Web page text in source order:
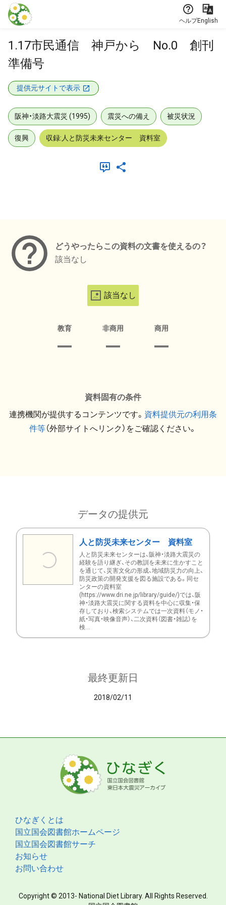
本文に飛ぶ
ヘルプEnglish
1.17市民通信 神戸から No.0 創刊
準備号
提供元サイトで表示
阪神・淡路大震災 (1995) 震災への備え 被災状況
復興 収録:人と防災未来センター 資料室
どうやったらこの資料の文書を使えるの？
該当なし
該当なし
教育 非商用 商用
資料固有の条件
連携機関が提供するコンテンツです。 資料提供元の利用条
件等（外部サイトへリンク）をご確認ください。
データの提供元
人と防災未来センター 資料室
人と防災未来センターは、阪神・淡路大震災の
経験を語り継ぎ、その教訓を未来に生かすこと
を通じて、災害文化の形成、地域防災力の向上、
防災政策の開発支援を図る施設である。同セ
ンターの資料室
(https://www.dri.ne.jp/library/guide/)では、阪
神・淡路大震災に関する資料を中心に収集・保
存しており、検索システムでは一次資料（モノ・
紙・写真・映像音声）、二次資料（図書・雑誌）を
検...
最終更新日
2018/02/11
ひなぎくとは
国立国会図書館ホームページ
国立国会図書館サーチ
お知らせ
お問い合わせ
Copyright © 2013- National Diet Library. All Rights Reserved.